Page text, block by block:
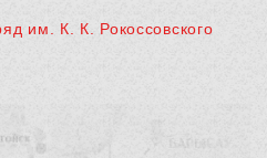
им. К. К. Рокоссовского